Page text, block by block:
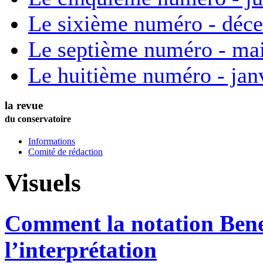
Le sixième numéro -
Le septième numéro -
Le huitième numéro -
la revue
du conservatoire
Informations
Comité de rédaction
Visuels
Comment la notation
l’interprétation